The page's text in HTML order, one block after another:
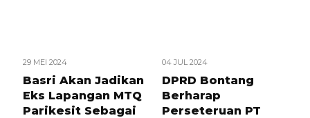
29 MEI 2024
Basri Akan Jadikan
Eks Lapangan MTQ
Parikesit Sebagai
04 JUL 2024
DPRD Bontang
Berharap
Perseteruan PT